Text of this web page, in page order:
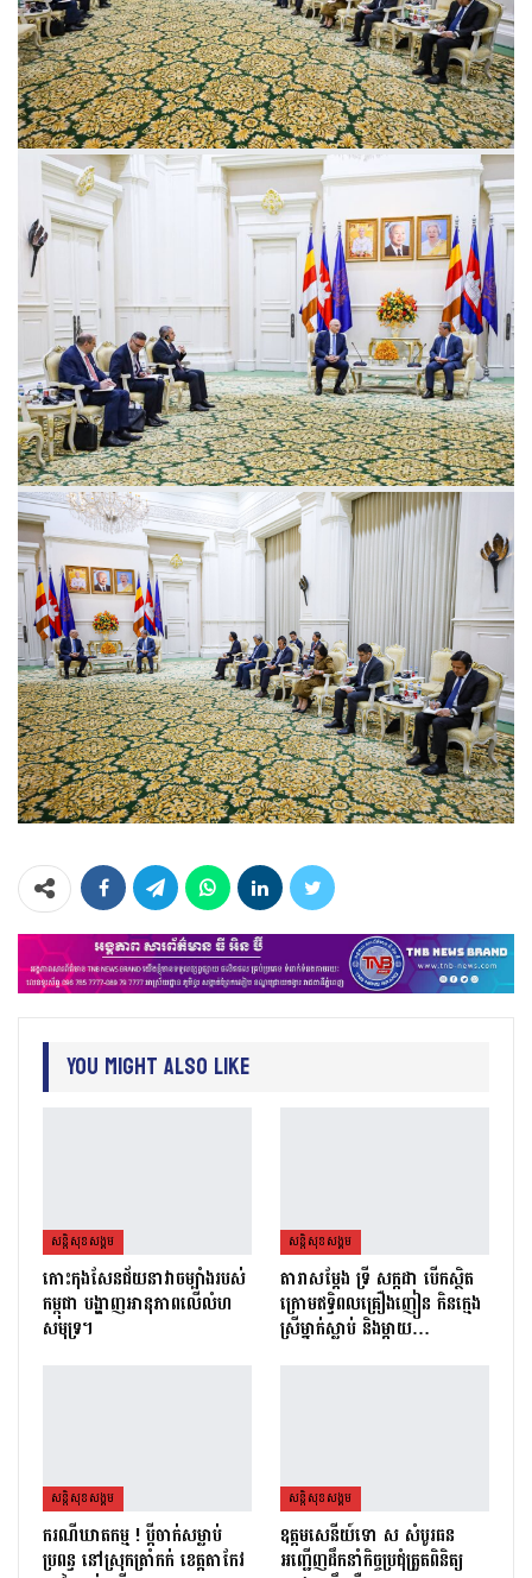
You Might Also Like
សន្តិសុខសង្គម
កោះកុងសែនជ័យនាវាចម្បាំងរបស់
កម្ពុជា បង្ហាញអានុភាពលើលំហ
សមុទ្រ។
សន្តិសុខសង្គម
តារាសម្ដែង ទ្រី សក្កដា បើកស្ថិត
ក្រោមឥទ្ធិពលគ្រឿងញៀន កិនក្មេង
ស្រីម្នាក់ស្លាប់ និងម្ដាយ…
សន្តិសុខសង្គម
ករណីឃាតកម្ម ! ប្ដីចាក់សម្លាប់
ប្រពន្ធ នៅស្រុកត្រាំកក់ ខេត្តតាកែវ
សន្តិសុខសង្គម
ឧត្តមសេនីយ៍ទោ ស សំបូរធន
អញ្ជើញដឹកនាំកិច្ចប្រជុំត្រួតពិនិត្យ​